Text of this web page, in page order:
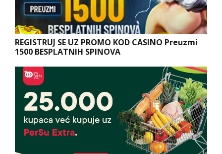
REGISTRUJ SE UZ PROMO KOD CASINO Preuzmi
1500 BESPLATNIH SPINOVA